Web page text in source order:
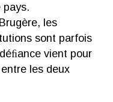
pays.
les
sont parfois
vient pour
les deux